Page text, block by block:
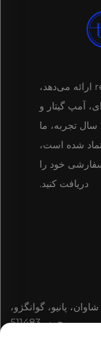
تکنولوژی Aa1 محصولات صوتی پremium ارائه می‌دهد،
آمپ گیتار و
بلوزتوث‌های با کیفیت بالا. با بیش از 22 سال تجربه، ما
شده است،
خود را
دریافت کنید.
شاوان، پانیو، گوانگژو،
چین، 511483